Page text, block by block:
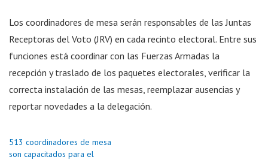
Los coordinadores de mesa serán responsables de las Juntas
Receptoras del Voto (JRV) en cada recinto electoral. Entre sus
funciones está coordinar con las Fuerzas Armadas la
recepción y traslado de los paquetes electorales, verificar la
correcta instalación de las mesas, reemplazar ausencias y
reportar novedades a la delegación.
513 coordinadores de mesa
son capacitados para el